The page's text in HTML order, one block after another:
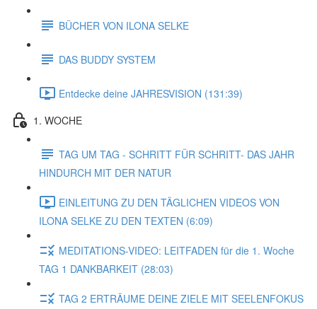
BÜCHER VON ILONA SELKE
DAS BUDDY SYSTEM
Entdecke deine JAHRESVISION (131:39)
1. WOCHE
TAG UM TAG - SCHRITT FÜR SCHRITT- DAS JAHR
HINDURCH MIT DER NATUR
EINLEITUNG ZU DEN TÄGLICHEN VIDEOS VON
ILONA SELKE ZU DEN TEXTEN (6:09)
MEDITATIONS-VIDEO: LEITFADEN für die 1. Woche
TAG 1 DANKBARKEIT (28:03)
TAG 2 ERTRÄUME DEINE ZIELE MIT SEELENFOKUS